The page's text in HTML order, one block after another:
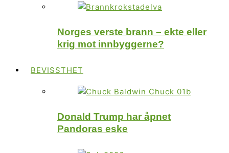
Norges verste brann – ekte eller
krig mot innbyggerne?
BEVISSTHET
Donald Trump har åpnet
Pandoras eske